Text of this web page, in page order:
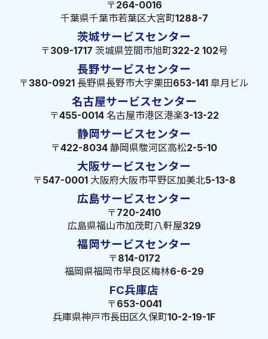
〒264-0016
千葉県千葉市若葉区大宮町1288-7
茨城サービスセンター
〒309-1717 茨城県笠間市旭町322-2 102号
長野サービスセンター
〒380-0921 長野県長野市大字栗田653-141 皐月ビル
名古屋サービスセンター
〒455-0014 名古屋市港区港楽3-13-22
静岡サービスセンター
〒422-8034 静岡県駿河区高松2-5-10
大阪サービスセンター
〒547-0001 大阪府大阪市平野区加美北5-13-8
広島サービスセンター
〒720-2410
広島県福山市加茂町八軒屋329
福岡サービスセンター
〒814-0172
福岡県福岡市早良区梅林6-6-29
FC兵庫店
〒653-0041
兵庫県神戸市長田区久保町10-2-19-1F